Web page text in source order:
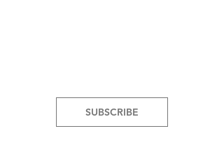
SUBSCRIBE